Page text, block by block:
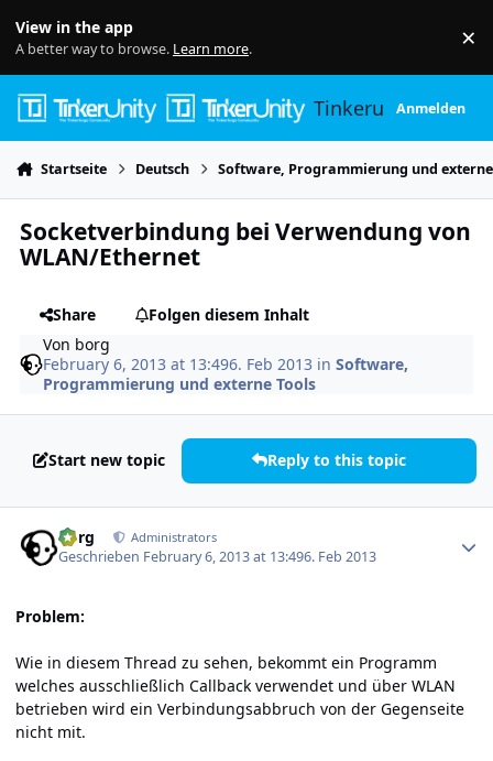
View in the app
A better way to browse. Learn more. ×
TinkerunityAnmelden
Startseite Deutsch Software, Programmierung und
Socketverbindung bei Verwendung von
WLAN/Ethernet
Share
Folgen diesem Inhalt
Von borg
February 6, 2013 at 13:496. Feb 2013 inSoftware,
Programmierung und externe Tools
Start new topic Reply to this topic
borg Administrators
Geschrieben February 6, 2013 at 13:496. Feb 2013
Problem:
Wie in diesem Thread zu sehen, bekommt ein Programm
welches ausschließlich Callback verwendet und über WLAN
betrieben wird ein Verbindungsabbruch von der Gegenseite
nicht mit.